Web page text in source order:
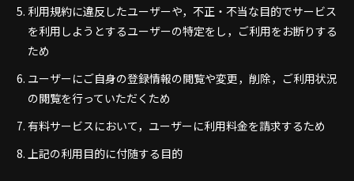
利用規約に違反したユーザーや，不正・不当な目的でサービス
を利用しようとするユーザーの特定をし，ご利用をお断りする
ため
ユーザーにご自身の登録情報の閲覧や変更，削除，ご利用状況
の閲覧を行っていただくため
有料サービスにおいて，ユーザーに利用料金を請求するため
上記の利用目的に付随する目的